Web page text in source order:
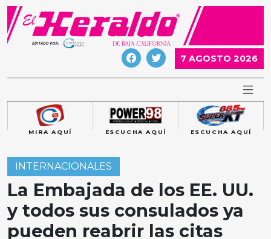
Skip
content
7 AGOSTO 2026
MIRA AQUÍ ESCUCHA AQUÍ ESCUCHA AQUÍ
INTERNACIONALES
La Embajada de los EE. UU.
y todos sus consulados ya
pueden reabrir las citas